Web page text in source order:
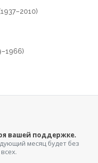
вашей поддержке.
месяц будет без